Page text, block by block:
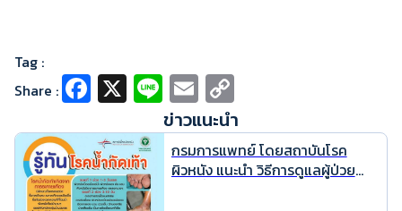
Tag :
Share :
Fa
ce
b
o
X Li
n
e
E
m
ai
l
p
y
ข่าวแนะนำ
กรมการแพทย์ โดยสถาบันโรค
ผิวหนัง แนะนำ วิธีการดูแลผู้ป่วย